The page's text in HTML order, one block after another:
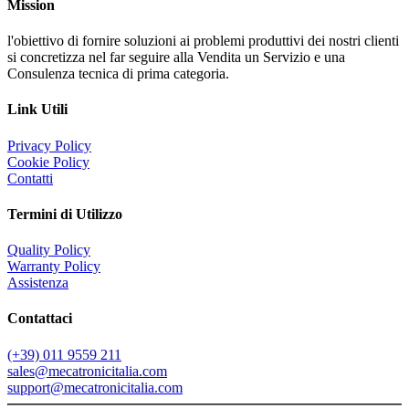
Mission
l'obiettivo di fornire soluzioni ai problemi produttivi dei nostri clienti
si concretizza nel far seguire alla Vendita un Servizio e una
Consulenza tecnica di prima categoria.
Link Utili
Privacy Policy
Cookie Policy
Contatti
Termini di Utilizzo
Quality Policy
Warranty Policy
Assistenza
Contattaci
(+39) 011 9559 211
sales@mecatronicitalia.com
support@mecatronicitalia.com